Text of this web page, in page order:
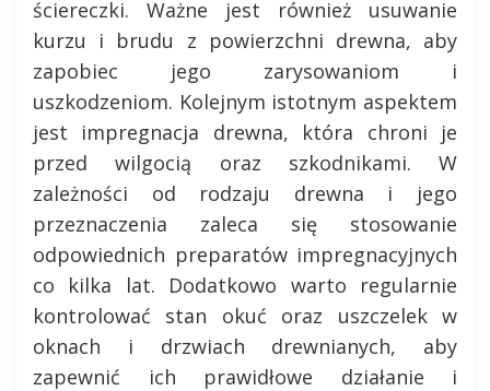
ściereczki. Ważne jest również usuwanie
kurzu i brudu z powierzchni drewna, aby
zapobiec jego zarysowaniom i
uszkodzeniom. Kolejnym istotnym aspektem
jest impregnacja drewna, która chroni je
przed wilgocią oraz szkodnikami. W
zależności od rodzaju drewna i jego
przeznaczenia zaleca się stosowanie
odpowiednich preparatów impregnacyjnych
co kilka lat. Dodatkowo warto regularnie
kontrolować stan okuć oraz uszczelek w
oknach i drzwiach drewnianych, aby
zapewnić ich prawidłowe działanie i